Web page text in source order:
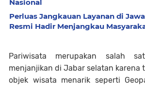
Nasional
Perluas Jangkauan Layanan di
Resmi Hadir Menjangkau
Pariwisata merupakan salah
menjanjikan di Jabar selatan karena
objek wisata menarik seperti